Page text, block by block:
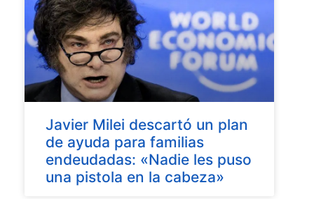
Javier Milei descartó un plan
de ayuda para familias
endeudadas: «Nadie les puso
una pistola en la cabeza»